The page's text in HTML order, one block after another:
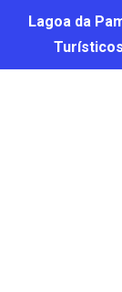
Lagoa da